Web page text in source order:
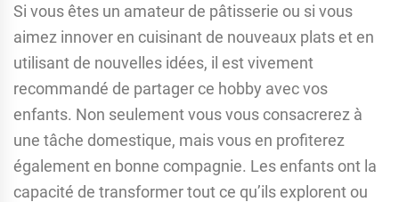
Si vous êtes un amateur de pâtisserie ou si vous
aimez innover en cuisinant de nouveaux plats et en
utilisant de nouvelles idées, il est vivement
recommandé de partager ce hobby avec vos
enfants. Non seulement vous vous consacrerez à
une tâche domestique, mais vous en profiterez
également en bonne compagnie. Les enfants ont la
capacité de transformer tout ce qu’ils explorent ou